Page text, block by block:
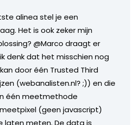
alinea stel je een
Het is ook zeker mijn
@Marco draagt er
denk dat het misschien nog
door één Trusted Third
(webanalisten.nl? ;)) en die
één meetmethode
(geen javascript)
laten meten. De data is